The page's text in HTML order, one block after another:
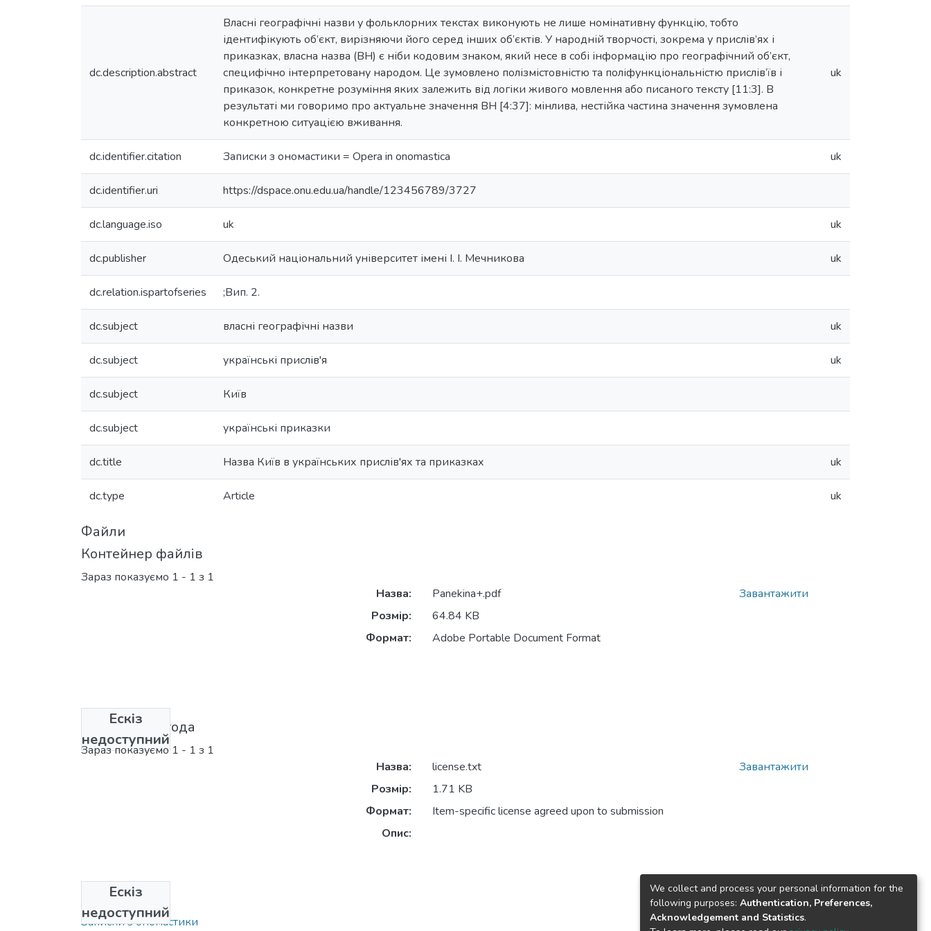
dc.description.abstract
Власні географічні назви у фольклорних текстах виконують не лише номінативну функцію, тобто
ідентифікують об’єкт, вирізняючи його серед інших об’єктів. У народній творчості, зокрема у прислів’ях і
приказках, власна назва (ВН) є ніби кодовим знаком, який несе в собі інформацію про географічний об’єкт,
специфічно інтерпретовану народом. Це зумовлено полізмістовністю та поліфункціональністю прислів’їв і
приказок, конкретне розуміння яких залежить від логіки живого мовлення або писаного тексту [11:3]. В
результаті ми говоримо про актуальне значення ВН [4:37]: мінлива, нестійка частина значення зумовлена
конкретною ситуацією вживання.
uk
dc.identifier.citation Записки з ономастики = Opera in onomastica uk
dc.identifier.uri https://dspace.onu.edu.ua/handle/123456789/3727
dc.language.iso uk uk
dc.publisher Одеський національний університет імені І. І. Мечникова uk
dc.relation.ispartofseries ;Вип. 2.
dc.subject власні географічні назви uk
dc.subject українські прислів'я uk
dc.subject Київ
dc.subject українські приказки
dc.title Назва Київ в українських прислів'ях та приказках uk
dc.type Article uk
Файли
Контейнер файлів
Зараз показуємо 1 - 1 з 1
Ескіз
недоступний
Назва:
Panekina+.pdf
Розмір:
64.84 KB
Формат:
Adobe Portable Document Format
Завантажити
Ліцензійна угода
Зараз показуємо1 - 1 з 1
Ескіз
недоступний
Назва:
license.txt
Розмір:
1.71 KB
Формат:
Item-specific license agreed upon to submission
Опис:
Завантажити
Зібрання
Записки з ономастики
We collect and process your personal information for the
following purposes: Authentication, Preferences,
Acknowledgement and Statistics.